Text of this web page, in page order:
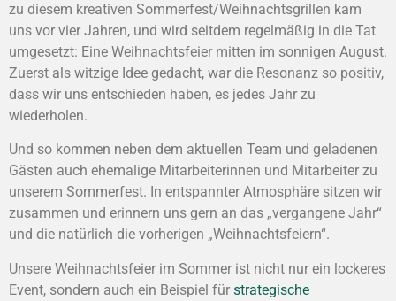
zu diesem kreativen Sommerfest/Weihnachtsgrillen kam
uns vor vier Jahren, und wird seitdem regelmäßig in die Tat
umgesetzt: Eine Weihnachtsfeier mitten im sonnigen August.
Zuerst als witzige Idee gedacht, war die Resonanz so positiv,
dass wir uns entschieden haben, es jedes Jahr zu
wiederholen.
Und so kommen neben dem aktuellen Team und geladenen
Gästen auch ehemalige Mitarbeiterinnen und Mitarbeiter zu
unserem Sommerfest. In entspannter Atmosphäre sitzen wir
zusammen und erinnern uns gern an das „vergangene Jahr“
und die natürlich die vorherigen „Weihnachtsfeiern“.
Unsere Weihnachtsfeier im Sommer ist nicht nur ein lockeres
Event, sondern auch ein Beispiel für strategische